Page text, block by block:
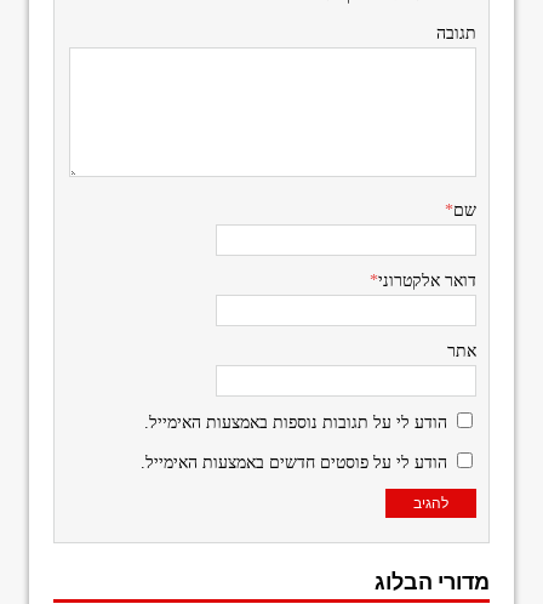
תגובה
שם*
דואר אלקטרוני*
אתר
הודע לי על תגובות נוספות באמצעות האימייל.
הודע לי על פוסטים חדשים באמצעות האימייל.
מדורי הבלוג